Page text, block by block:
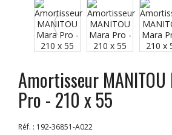
Amortisseur MANITOU
Pro - 210 x 55
Réf. : 192-36851-A022